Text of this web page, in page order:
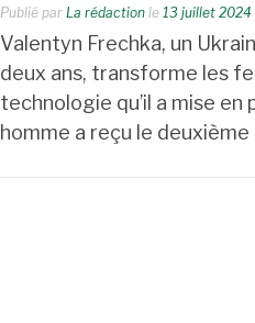
Publié par La rédaction le 13 juillet 2024
Valentyn Frechka, un
deux ans, transforme les
technologie qu’il a mise
homme a reçu le